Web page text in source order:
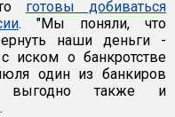
готовы добиваться
. "Мы поняли, что
наши деньги -
иском о банкротстве
один из банкиров
выгодно также и